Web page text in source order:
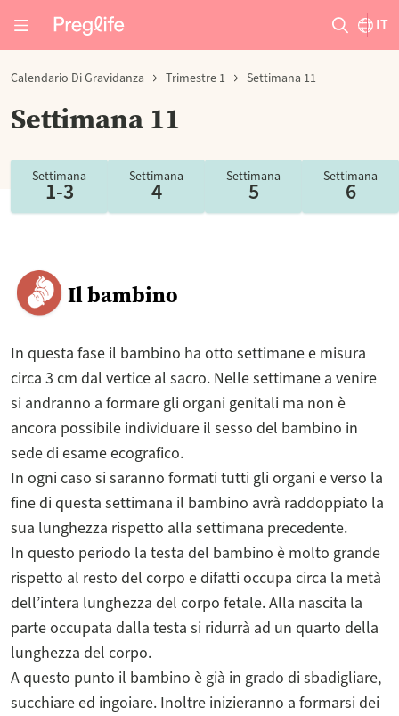
IT
Calendario Di Gravidanza Trimestre 1 Settimana 11
Settimana 11
Settimana
1-3
Settimana
4
Settimana
5
Settimana
6
Il bambino
In questa fase il bambino ha otto settimane e misura
circa 3 cm dal vertice al sacro. Nelle settimane a venire
si andranno a formare gli organi genitali ma non è
ancora possibile individuare il sesso del bambino in
sede di esame ecografico.
In ogni caso si saranno formati tutti gli organi e verso la
fine di questa settimana il bambino avrà raddoppiato la
sua lunghezza rispetto alla settimana precedente.
In questo periodo la testa del bambino è molto grande
rispetto al resto del corpo e difatti occupa circa la metà
dell’intera lunghezza del corpo fetale. Alla nascita la
parte occupata dalla testa si ridurrà ad un quarto della
lunghezza del corpo.
A questo punto il bambino è già in grado di sbadigliare,
succhiare ed ingoiare. Inoltre inizieranno a formarsi dei